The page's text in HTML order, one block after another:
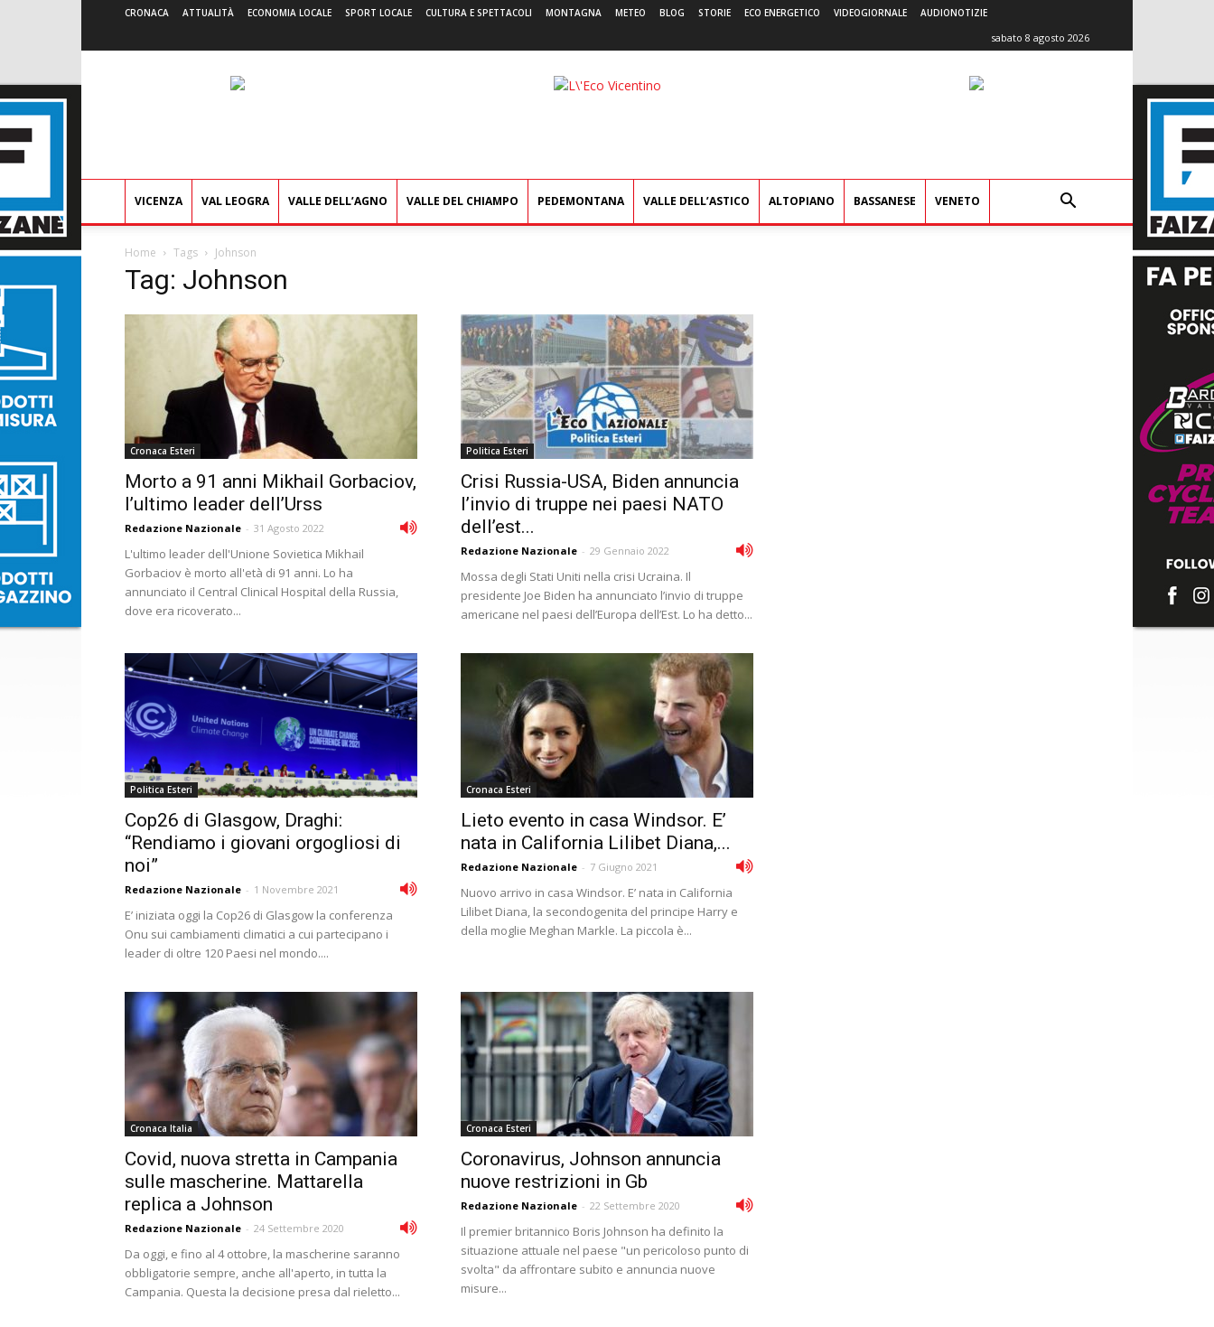
CRONACA ATTUALITÀ ECONOMIA LOCALE SPORT LOCALE CULTURA E SPETTACOLI MONTAGNA METEO BLOG STORIE ECO ENERGETICO VIDEOGIORNALE AUDIONOTIZIE
sabato 8 agosto 2026
L'Eco
VICENZA VAL LEOGRA VALLE DELL’AGNO VALLE DEL CHIAMPO PEDEMONTANA VALLE DELL’ASTICO ALTOPIANO BASSANESE VENETO
Home Tags Johnson
Tag: Johnson
Cronaca Esteri
Morto a 91 anni Mikhail Gorbaciov,
l’ultimo leader dell’Urss
Redazione Nazionale - 31 Agosto 2022
L'ultimo leader dell'Unione Sovietica Mikhail
Gorbaciov è morto all'età di 91 anni. Lo ha
annunciato il Central Clinical Hospital della Russia,
dove era ricoverato...
Politica Esteri
Crisi Russia-USA, Biden annuncia
l’invio di truppe nei paesi NATO
dell’est...
Redazione Nazionale - 29 Gennaio 2022
Mossa degli Stati Uniti nella crisi Ucraina. Il
presidente Joe Biden ha annunciato l’invio di truppe
americane nel paesi dell’Europa dell’Est. Lo ha detto...
Politica Esteri
Cop26 di Glasgow, Draghi:
“Rendiamo i giovani orgogliosi di
noi”
Redazione Nazionale - 1 Novembre 2021
E’ iniziata oggi la Cop26 di Glasgow la conferenza
Onu sui cambiamenti climatici a cui partecipano i
leader di oltre 120 Paesi nel mondo....
Cronaca Esteri
Lieto evento in casa Windsor. E’
nata in California Lilibet Diana,...
Redazione Nazionale - 7 Giugno 2021
Nuovo arrivo in casa Windsor. E’ nata in California
Lilibet Diana, la secondogenita del principe Harry e
della moglie Meghan Markle. La piccola è...
Cronaca Italia
Covid, nuova stretta in Campania
sulle mascherine. Mattarella
replica a Johnson
Redazione Nazionale - 24 Settembre 2020
Da oggi, e fino al 4 ottobre, la mascherine saranno
obbligatorie sempre, anche all'aperto, in tutta la
Campania. Questa la decisione presa dal rieletto...
Cronaca Esteri
Coronavirus, Johnson annuncia
nuove restrizioni in Gb
Redazione Nazionale - 22 Settembre 2020
Il premier britannico Boris Johnson ha definito la
situazione attuale nel paese "un pericoloso punto di
svolta" da affrontare subito e annuncia nuove
misure...